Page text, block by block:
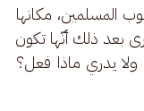
المسلمين، مكانها
بعد ذلك أنّها تكون
ولا يدري ماذا فعل؟